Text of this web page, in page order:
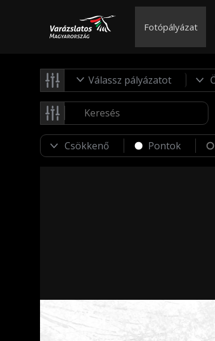
Fotópályázat
Válassz pályázatot
Pontok